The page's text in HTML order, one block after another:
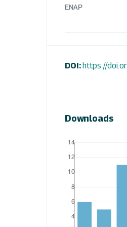
ENAP
DOI:https://
Downloads